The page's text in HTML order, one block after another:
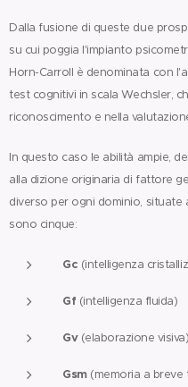
Dalla fusione di queste due
su cui poggia l'impianto
Horn-Carroll è denominata con
test cognitivi in scala Wechsler,
riconoscimento e nella
In questo caso le abilità ampie,
alla dizione originaria di fattore
diverso per ogni dominio, situate
sono cinque:
Gc (intelligenza
Gf (intelligenza fluida)
Gv(elaborazione visiva)
Gsm(memoria a breve